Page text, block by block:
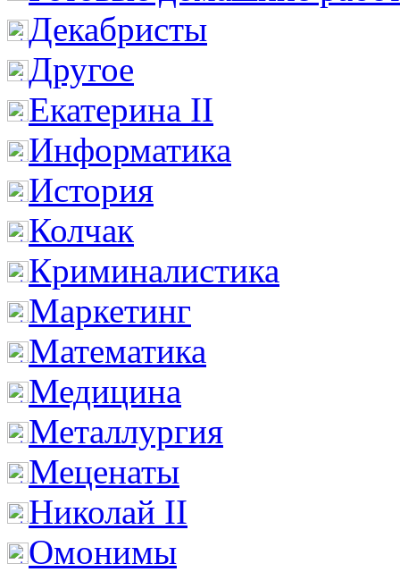
Декабристы
Другое
Екатерина II
Информатика
История
Колчак
Криминалистика
Маркетинг
Математика
Медицина
Металлургия
Меценаты
Николай II
Омонимы